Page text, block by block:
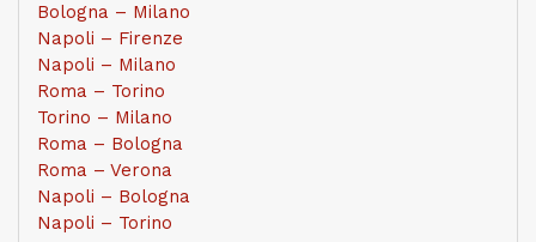
Bologna – Milano
Napoli – Firenze
Napoli – Milano
Roma – Torino
Torino – Milano
Roma – Bologna
Roma – Verona
Napoli – Bologna
Napoli – Torino